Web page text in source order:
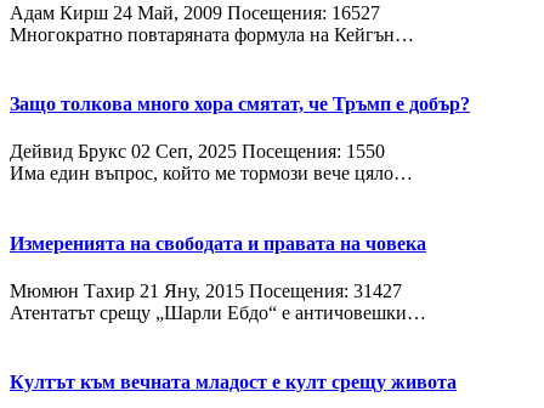
Адам Кирш 24 Май, 2009 Посещения: 16527
Многократно повтаряната формула на Кейгън…
Защо толкова много хора смятат, че Тръмп е добър?
Дейвид Брукс 02 Сeп, 2025 Посещения: 1550
Има един въпрос, който ме тормози вече цяло…
Измеренията на свободата и правата на човека
Мюмюн Тахир 21 Яну, 2015 Посещения: 31427
Атентатът срещу „Шарли Ебдо“ е античовешки…
Култът към вечната младост е култ срещу живота